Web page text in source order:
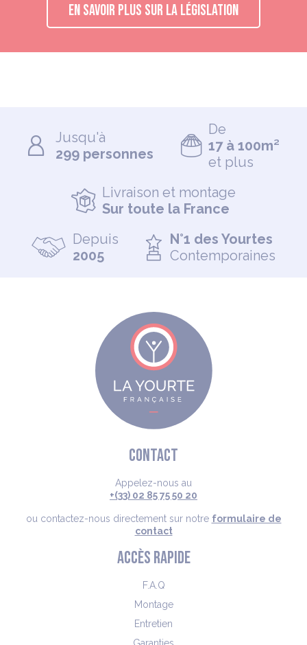
EN SAVOIR PLUS SUR LA LÉGISLATION
Jusqu'à
299 personnes
De
17 à 100m²
et plus
Livraison et montage
Sur toute la France
Depuis
2005
N°1 des Yourtes
Contemporaines
CONTACT
Appelez-nous au
+(33) 02 85 75 50 20
ou contactez-nous directement sur notre formulaire de
contact
ACCÈS RAPIDE
F.A.Q
Montage
Entretien
Garanties